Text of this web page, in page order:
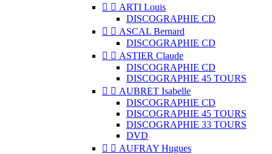
  ARTI Louis
DISCOGRAPHIE CD
  ASCAL Bernard
DISCOGRAPHIE CD
  ASTIER Claude
DISCOGRAPHIE CD
DISCOGRAPHIE 45 TOURS
  AUBRET Isabelle
DISCOGRAPHIE CD
DISCOGRAPHIE 45 TOURS
DISCOGRAPHIE 33 TOURS
DVD
  AUFRAY Hugues